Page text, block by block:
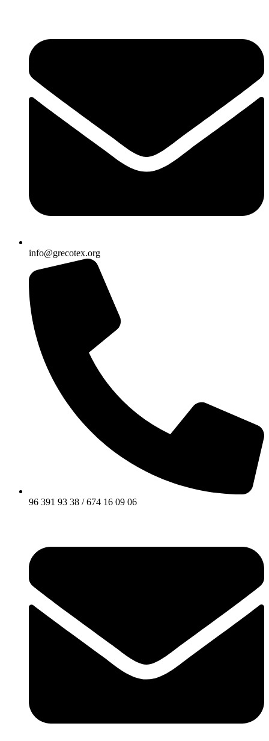
info@grecotex.org
96 391 93 38 / 674 16 09 06